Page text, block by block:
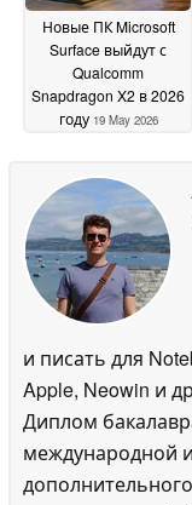
Новые ПК Microsoft
Surface выйдут с
Qualcomm
Snapdragon X2 в 2026
году 19 May 2026
и писать для
Apple, Neowin и
Диплом
международной